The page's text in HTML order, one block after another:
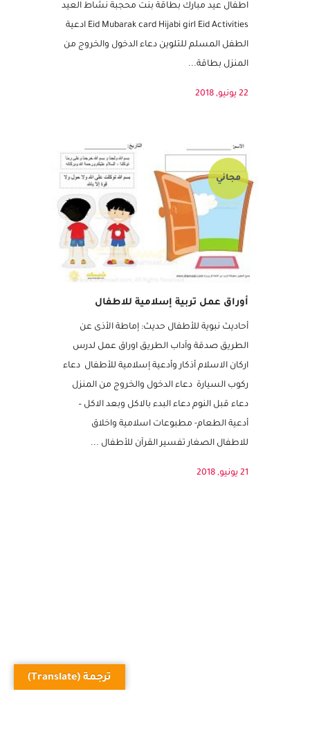
نشاطات اطفال بطاقة عيد مبارك نشاطات
اطفال عيد مبارك بطاقة بنت محجبة نشاط العيد
Eid Mubarak card Hijabi girl Eid Activities ادعية
الطفل المسلم للتلوين دعاء الدخول والخروج من
أوراق عمل تربية إسلامية للاطفال
مجاني
أحاديث نبوية للأطفال حديث: إماطة الأذى عن
الطريق صدقة وآداب الطريق اوراق عمل لدرس
اركان الاسلام أذكار وأدعية إسلامية للأطفال دعاء
ركوب السيارة دعاء الدخول والخروج من المنزل
دعاء قبل النوم دعاء البدء بالاكل وبعد الاكل –
أدعية الطعام- مطبوعات اسلامية واخلاق
ترجمة (Translate)